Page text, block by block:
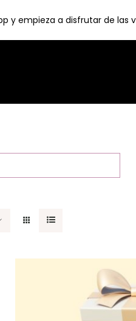
y empieza a disfrutar de las